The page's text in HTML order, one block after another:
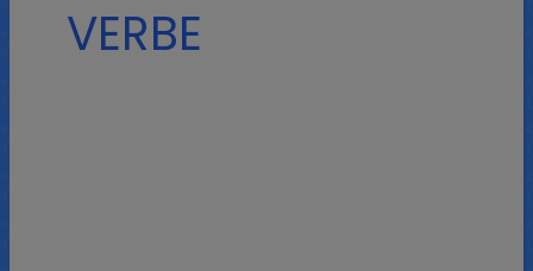
VERBE